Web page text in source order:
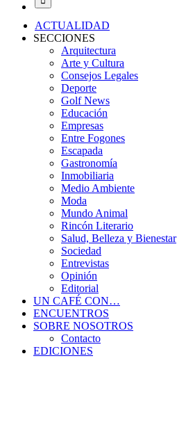
ACTUALIDAD
SECCIONES
Arquitectura
Arte y Cultura
Consejos Legales
Deporte
Golf News
Educación
Empresas
Entre Fogones
Escapada
Gastronomía
Inmobiliaria
Medio Ambiente
Moda
Mundo Animal
Rincón Literario
Salud, Belleza y Bienestar
Sociedad
Entrevistas
Opinión
Editorial
UN CAFÉ CON…
ENCUENTROS
SOBRE NOSOTROS
Contacto
EDICIONES